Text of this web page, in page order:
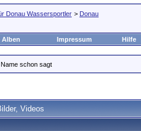
Donau Wassersportler > Donau
Alben Impressum Hilfe
schon sagt
Videos